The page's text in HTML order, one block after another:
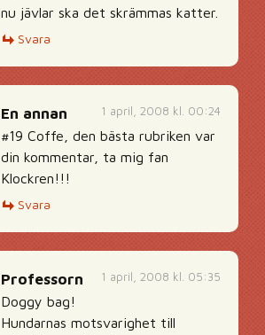
nu jävlar ska det skrämmas katter.
Svara
1 april, 2008 kl. 00:24
En annan
#19 Coffe, den bästa rubriken var
din kommentar, ta mig fan
Klockren!!!
Svara
1 april, 2008 kl. 05:35
Professorn
Doggy bag!
Hundarnas motsvarighet till